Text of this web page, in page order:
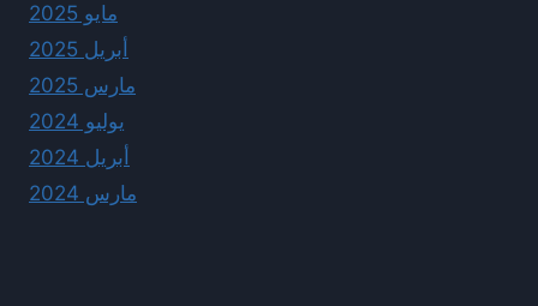
مايو 2025
أبريل 2025
مارس 2025
يوليو 2024
أبريل 2024
مارس 2024